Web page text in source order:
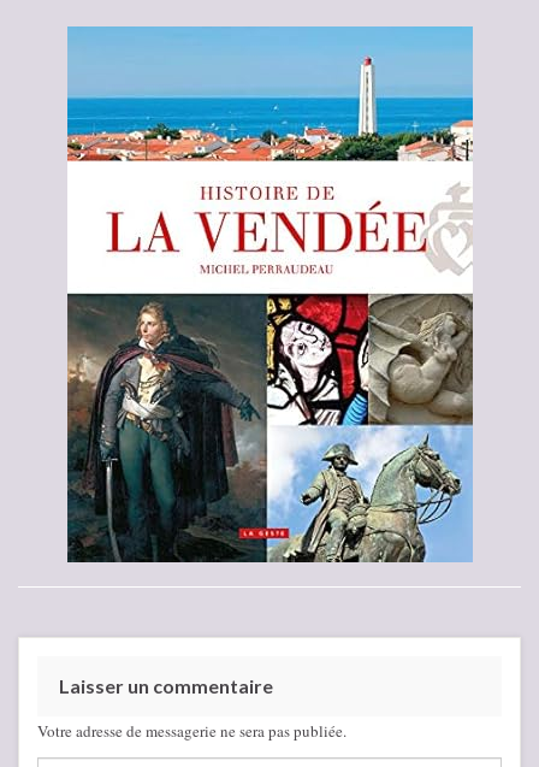
Laisser un commentaire
Votre adresse de messagerie ne sera pas publiée.